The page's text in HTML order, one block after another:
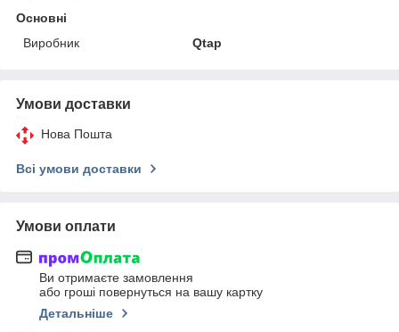
Основні
Виробник
Qtap
Умови доставки
Нова Пошта
Всі умови доставки
Умови оплати
Ви отримаєте замовлення
або гроші повернуться на вашу картку
Детальніше